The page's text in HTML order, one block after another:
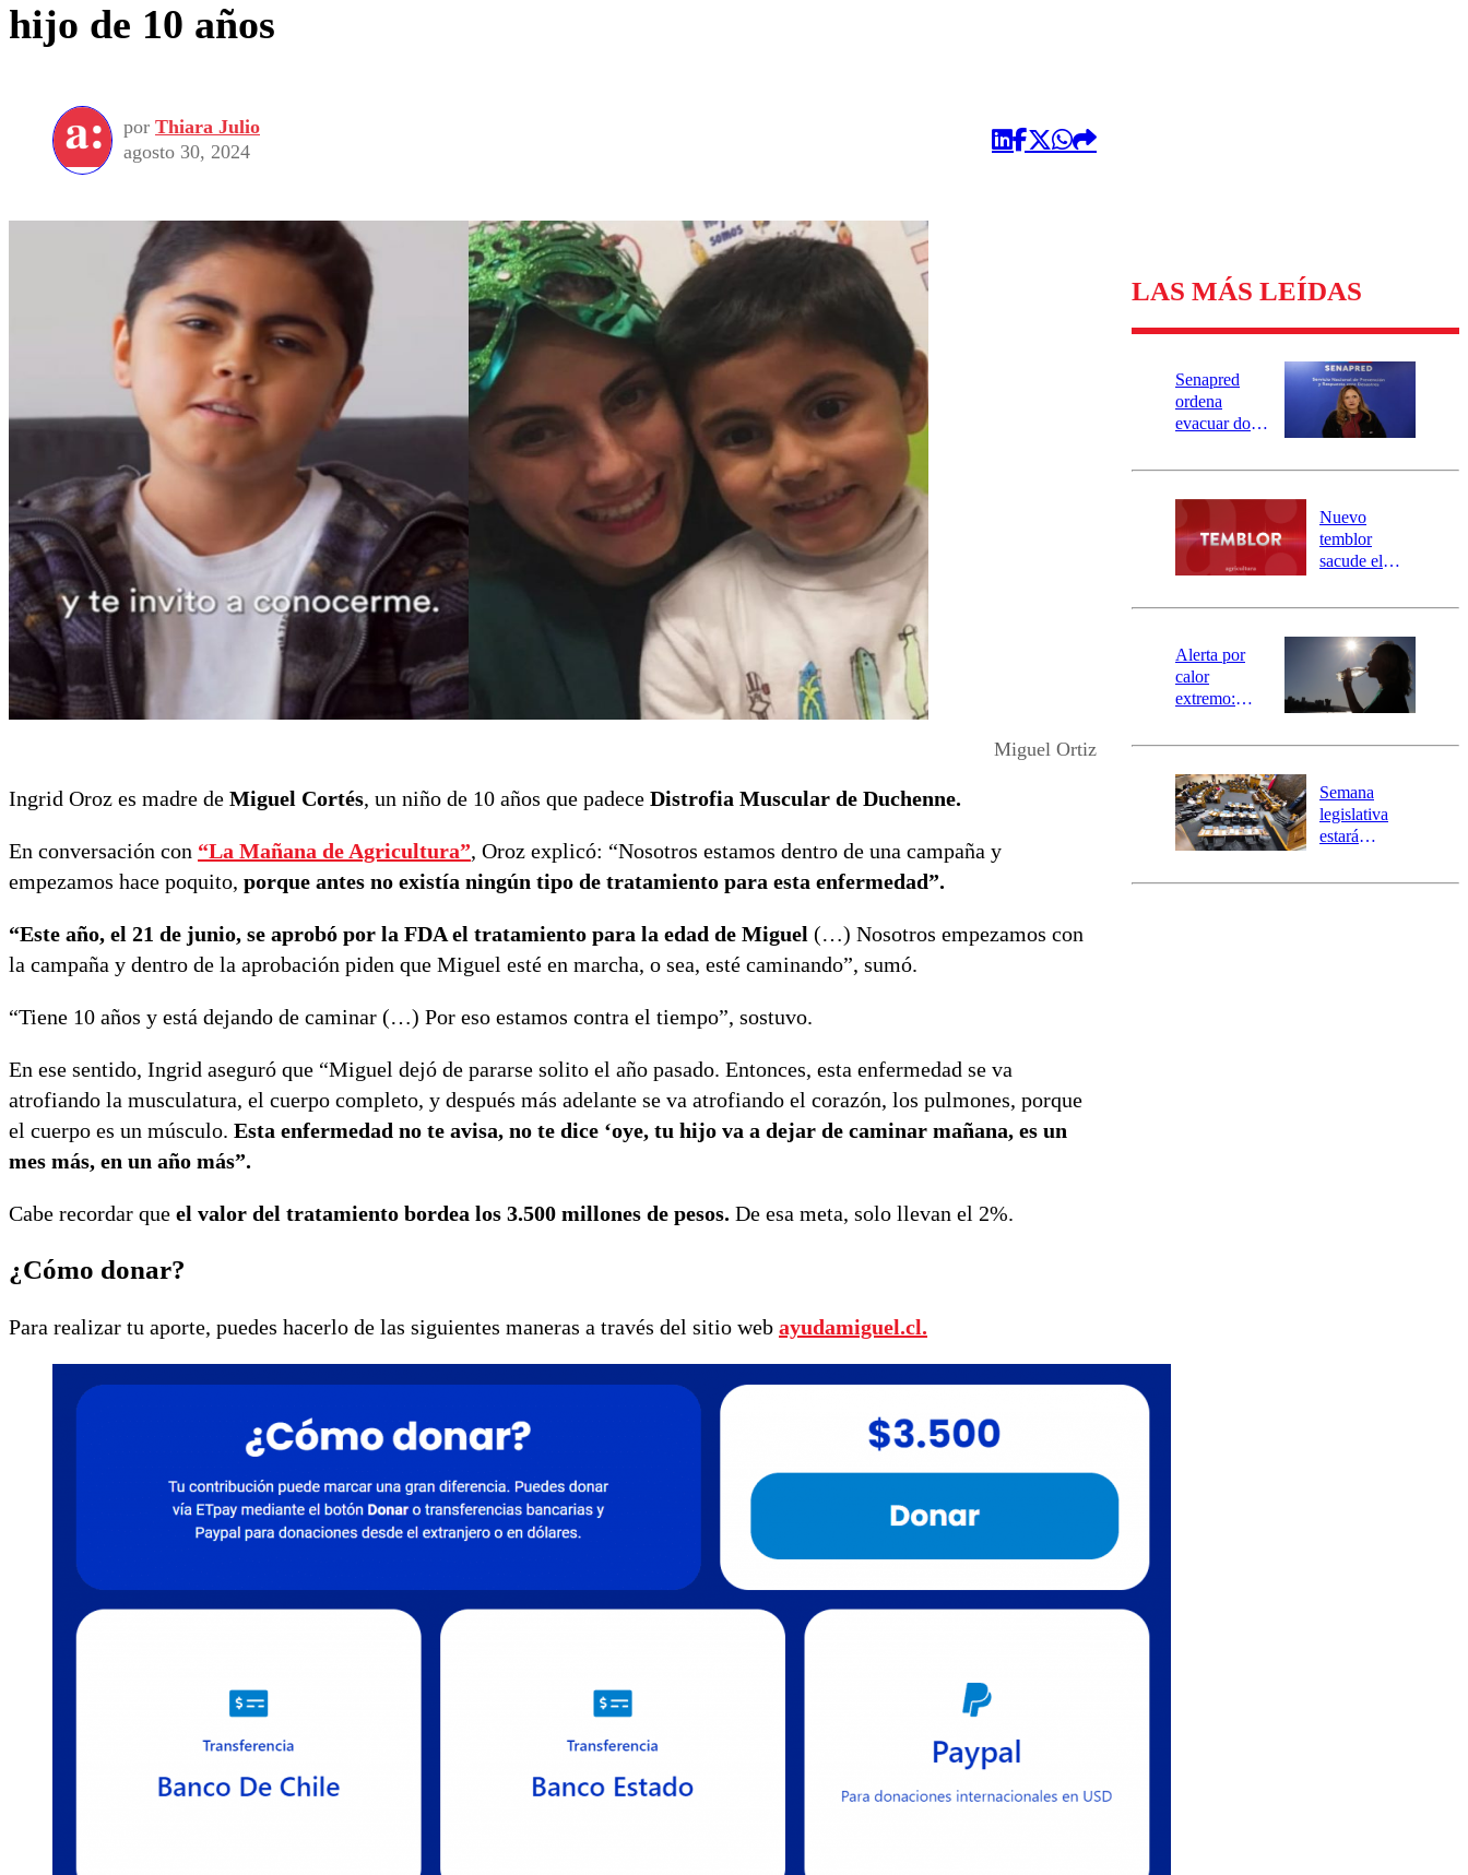
hijo de 10 años
por Thiara Julio
agosto 30, 2024
Miguel Ortiz
Ingrid Oroz es madre de Miguel Cortés, un niño de 10 años que padece Distrofia Muscular de Duchenne.
En conversación con “La Mañana de Agricultura”, Oroz explicó: “Nosotros estamos dentro de una campaña y
empezamos hace poquito, porque antes no existía ningún tipo de tratamiento para esta enfermedad”.
“Este año, el 21 de junio, se aprobó por la FDA el tratamiento para la edad de Miguel (…) Nosotros empezamos con
la campaña y dentro de la aprobación piden que Miguel esté en marcha, o sea, esté caminando”, sumó.
“Tiene 10 años y está dejando de caminar (…) Por eso estamos contra el tiempo”, sostuvo.
En ese sentido, Ingrid aseguró que “Miguel dejó de pararse solito el año pasado. Entonces, esta enfermedad se va
atrofiando la musculatura, el cuerpo completo, y después más adelante se va atrofiando el corazón, los pulmones, porque
el cuerpo es un músculo. Esta enfermedad no te avisa, no te dice ‘oye, tu hijo va a dejar de caminar mañana, es un
mes más, en un año más”.
Cabe recordar que el valor del tratamiento bordea los 3.500 millones de pesos. De esa meta, solo llevan el 2%.
¿Cómo donar?
Para realizar tu aporte, puedes hacerlo de las siguientes maneras a través del sitio web ayudamiguel.cl.
LAS MÁS LEÍDAS
Senapred
ordena
evacuar dos
Carahue por
río Damas:
activa
mensajería
SAE
Nuevo
temblor
sacude el
revisa la
epicentro
Alerta por
calor
extremo:
activa Alerta
Preventiva en
tres comunas
Semana
legislativa
estará
el fin de la